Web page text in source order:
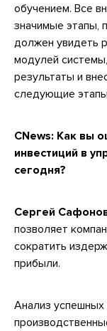
обучением. Все
значимые этапы,
должен увидеть
модулей
результаты и
следующие
CNews: Как вы
инвестиций в
сегодня?
Сергей
позволяет
сократить
прибыли.
Анализ успешных